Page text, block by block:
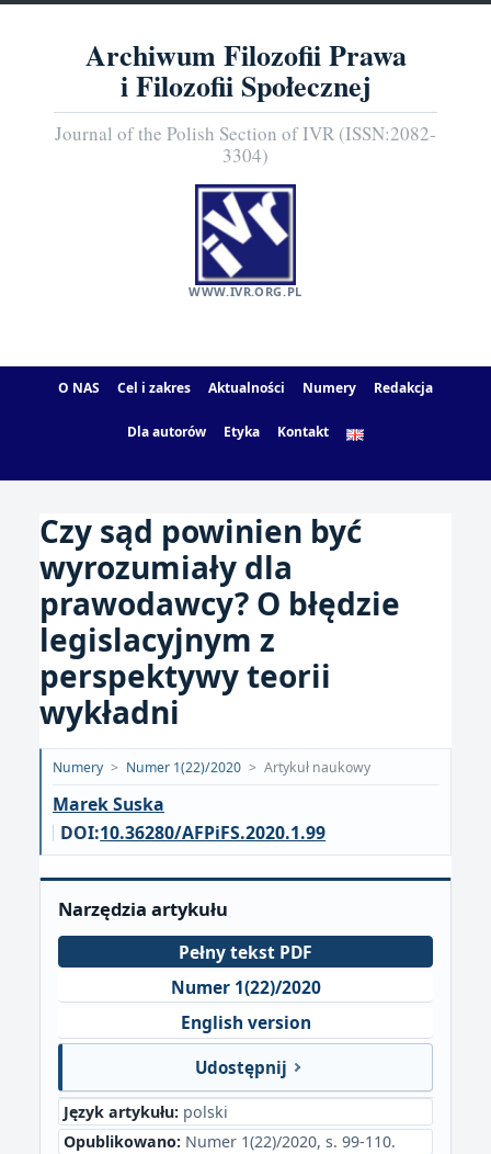
Archiwum Filozofii Prawa
i Filozofii Społecznej
Journal of the Polish Section of IVR (ISSN:2082-
3304)
WWW.IVR.ORG.PL
O NAS Cel i zakres Aktualności Numery Redakcja
Dla autorów Etyka Kontakt
Czy sąd powinien być
wyrozumiały dla
prawodawcy? O błędzie
legislacyjnym z
perspektywy teorii
wykładni
Opublikowano:
2020-
03-
15
Numery > Numer 1(22)/2020 > Artykuł naukowy
Marek Suska
DOI:10.36280/AFPiFS.2020.1.99
Narzędzia artykułu
Pełny tekst PDF
Numer 1(22)/2020
English version
Udostępnij
Język artykułu: polski
Opublikowano: Numer 1(22)/2020, s. 99-110.